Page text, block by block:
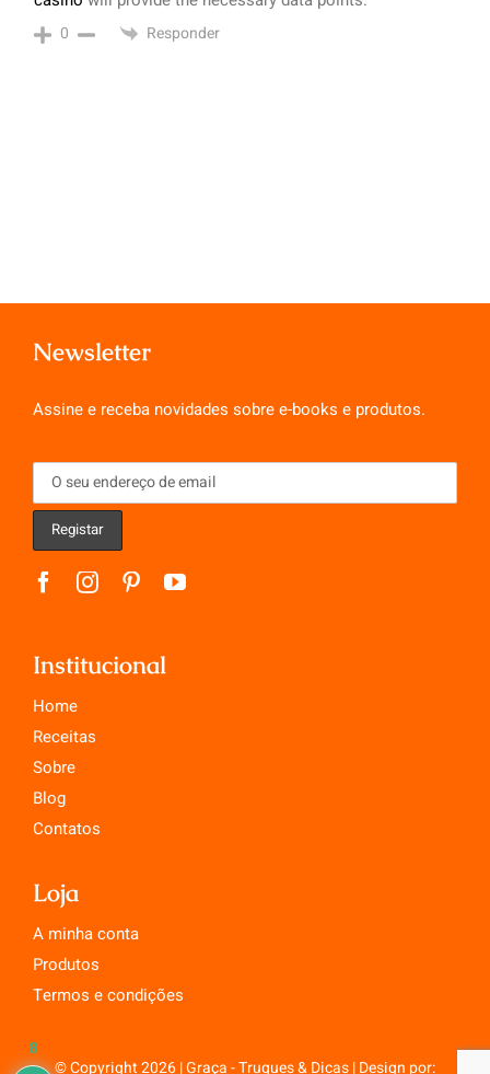
0 Responder
Newsletter
Assine e receba novidades sobre e-books e produtos.
Institucional
Home
Receitas
Sobre
Blog
Contatos
Loja
A minha conta
Produtos
Termos e condições
© Copyright 2026 | Graça - Truques & Dicas | Design por:
8